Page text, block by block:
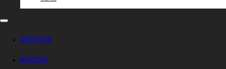
STARTSIDA
NYHETER
Jubel för